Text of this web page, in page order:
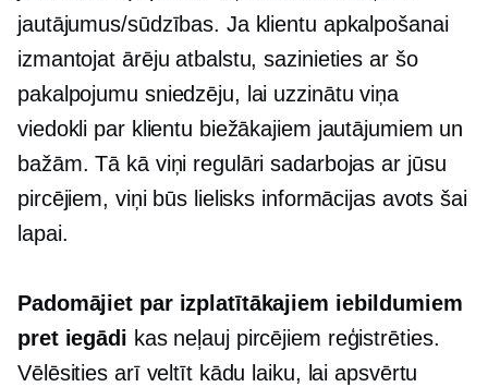
jautājumus/sūdzības. Ja klientu apkalpošanai
izmantojat ārēju atbalstu, sazinieties ar šo
pakalpojumu sniedzēju, lai uzzinātu viņa
viedokli par klientu biežākajiem jautājumiem un
bažām. Tā kā viņi regulāri sadarbojas ar jūsu
pircējiem, viņi būs lielisks informācijas avots šai
lapai.
Padomājiet par izplatītākajiem iebildumiem
pret iegādi kas neļauj pircējiem reģistrēties.
Vēlēsities arī veltīt kādu laiku, lai apsvērtu